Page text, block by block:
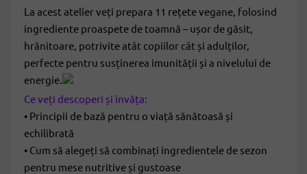
La acest atelier veți prepara 11 rețete vegane, folosind
ingrediente proaspete de toamnă – ușor de găsit,
hrănitoare, potrivite atât copiilor cât și adulților,
perfecte pentru susținerea imunității și a nivelului de
energie.
Ce veți descoperi și învăța:
• Principii de bază pentru o viață sănătoasă și
echilibrată
• Cum să alegeți să combinați ingredientele de sezon
pentru mese nutritive și gustoase